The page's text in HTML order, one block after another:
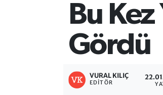
Bu
Gördü
VURAL KILIÇ
EDITÖR